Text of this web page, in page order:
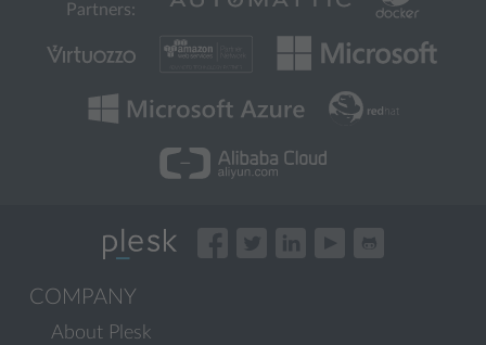
Partners:
COMPANY
About Plesk